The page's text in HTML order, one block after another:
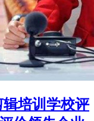
辑培训学校评